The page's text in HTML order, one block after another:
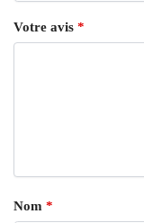
Votre avis *
Nom *